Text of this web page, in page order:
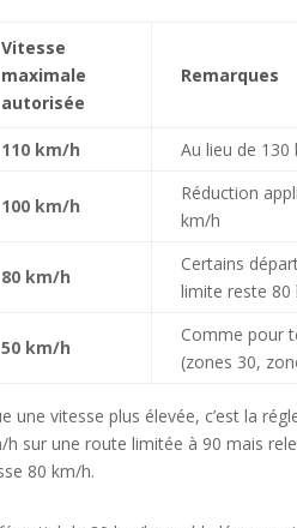
Vitesse
maximale
autorisée
Remarques
110 km/h
Au lieu de
100 km/h
Réduction
km/h
80 km/h
Certains
limite reste 80
50 km/h
Comme pour
(zones 30,
une vitesse plus élevée, c’est la
sur une route limitée à 90 mais
80 km/h.